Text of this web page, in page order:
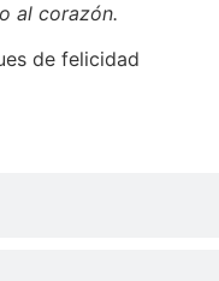
al corazón.
de felicidad